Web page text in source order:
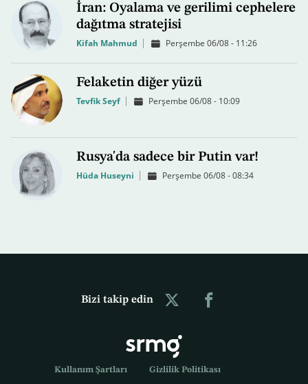
İran: Oyalama ve gerilimi cephelere
dağıtma stratejisi
Kifah Mahmud Perşembe 06/08 - 11:26
Felaketin diğer yüzü
Tevfik Seyf Perşembe 06/08 - 10:09
Rusya'da sadece bir Putin var!
Hüda Huseyni Perşembe 06/08 - 08:34
Bizi takip edin
Kullanım Şartları Gizlilik Politikası